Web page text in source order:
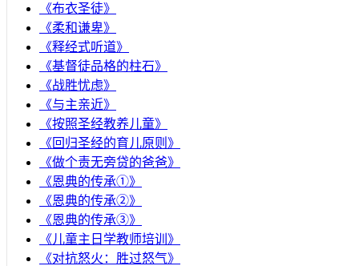
《布衣圣徒》
《柔和谦卑》
《释经式听道》
《基督徒品格的柱石》
《战胜忧虑》
《与主亲近》
《按照圣经教养儿童》
《回归圣经的育儿原则》
《做个责无旁贷的爸爸》
《恩典的传承①》
《恩典的传承②》
《恩典的传承③》
《儿童主日学教师培训》
《对抗怒火：胜过怒气》